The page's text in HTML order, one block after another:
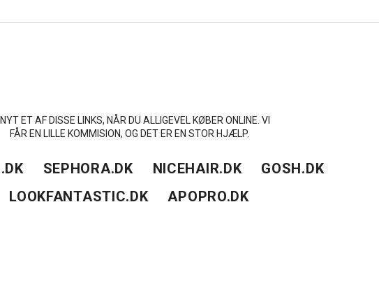
ET AF DISSE LINKS, NÅR DU ALLIGEVEL KØBER ONLINE. VI
FÅR EN LILLE KOMMISION, OG DET ER EN STOR HJÆLP.
SEPHORA.DK NICEHAIR.DK
GOSH.DK
LOOKFANTASTIC.DK
APOPRO.DK